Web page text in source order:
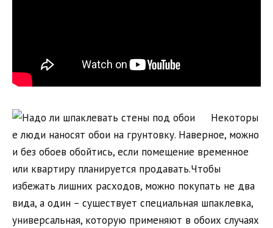
Некоторы
е люди наносят обои на грунтовку. Наверное, можно
и без обоев обойтись, если помещение временное
или квартиру планируется продавать.Чтобы
избежать лишних расходов, можно покупать не два
вида, а один – существует специальная шпаклевка,
универсальная, которую применяют в обоих случаях